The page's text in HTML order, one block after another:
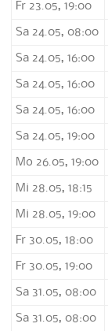
Fr 23.05, 19:00
Sa 24.05, 08:00
Sa 24.05, 16:00
Sa 24.05, 16:00
Sa 24.05, 16:00
Sa 24.05, 19:00
Mo 26.05, 19:00
Mi 28.05, 18:15
Mi 28.05, 19:00
Fr 30.05, 18:00
Fr 30.05, 19:00
Sa 31.05, 08:00
Sa 31.05, 08:00